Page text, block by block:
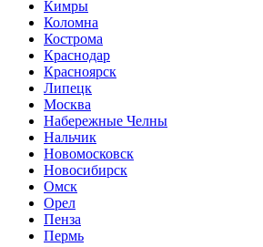
Кимры
Коломна
Кострома
Краснодар
Красноярск
Липецк
Москва
Набережные Челны
Нальчик
Новомосковск
Новосибирск
Омск
Орел
Пенза
Пермь